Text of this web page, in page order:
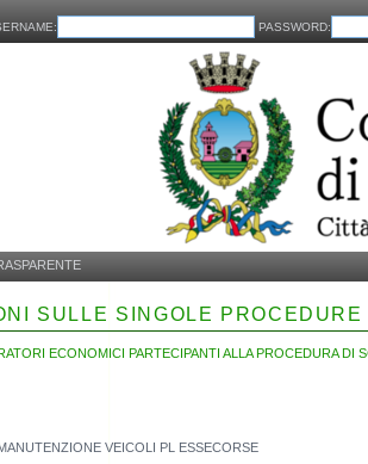
PASSWORD:
SULLE SINGOLE
ECONOMICI PARTECIPANTI ALLA PROCEDURA
VEICOLI PL ESSECORSE